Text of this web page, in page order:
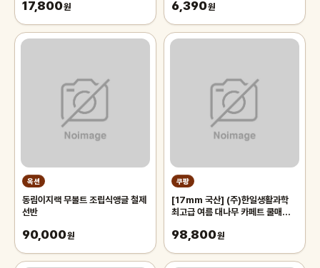
17,800원 6,390원
옥션
동림이지랙 무볼트 조립식앵글 철제
선반
90,000원
쿠팡
[17mm 국산] (주)한일생활과학
최고급 여름 대나무 카페트 쿨매트
침대 장판 자리_두꺼운 폭신한 튼튼
98,800원